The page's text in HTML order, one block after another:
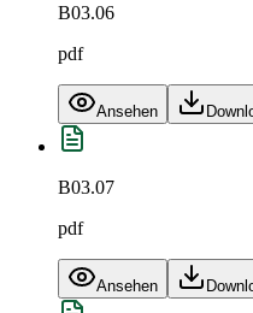
B03.06
pdf
Ansehen
B03.07
pdf
Ansehen